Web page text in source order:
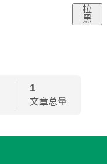
拉
黑
1
文章总量